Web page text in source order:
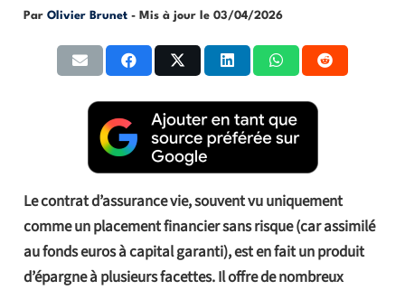
Par Olivier Brunet - Mis à jour le 03/04/2026
Le contrat d’assurance vie, souvent vu uniquement
comme un placement financier sans risque (car assimilé
au fonds euros à capital garanti), est en fait un produit
d’épargne à plusieurs facettes. Il offre de nombreux